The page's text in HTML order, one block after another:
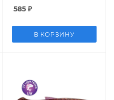
585₽
В КОРЗИНУ